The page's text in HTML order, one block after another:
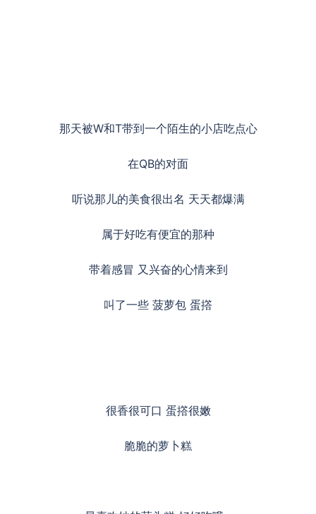
那天被W和T带到一个陌生的小店吃点心
在QB的对面
听说那儿的美食很出名 天天都爆满
属于好吃有便宜的那种
带着感冒 又兴奋的心情来到
叫了一些 菠萝包 蛋撘
很香很可口 蛋撘很嫩
脆脆的萝卜糕